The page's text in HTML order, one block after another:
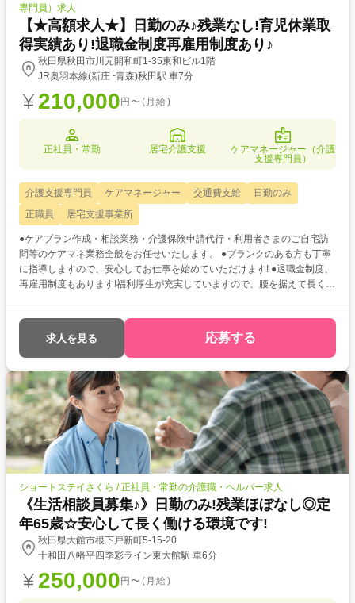
専門員）求人
【★高額求人★】日勤のみ♪残業なし!育児休業取
得実績あり!退職金制度再雇用制度あり♪
秋田県秋田市川元開和町1-35東和ビル1階
JR奥羽本線(新庄~青森)秋田駅 車7分
210,000 円〜(月給)
正社員・常勤 居宅介護支援
ケアマネージャー（介護
支援専門員）
介護支援専門員 ケアマネージャー 交通費支給
日勤のみ
正職員
居宅支援事業所
●ケアプラン作成・相談業務・介護保険申請代行・利用者さまのご自宅訪
問等のケアマネ業務全般をお任せいたします。 ●ブランクのある方も丁寧
に指導しますので、安心してお仕事を始めていただけます! ●退職金制度、
再雇用制度もあります!福利厚生が充実していますので、腰を据えて長く勤
求人を見る 応募する
ショートステイさくら / 正社員・常勤の介護職・ヘルパー求人
《生活相談員募集♪》日勤のみ!残業ほぼなし◎定
年65歳☆安心して長く働ける環境です!
秋田県大館市根下戸新町5-15-20
十和田八幡平四季彩ライン東大館駅 車6分
250,000 円〜(月給)